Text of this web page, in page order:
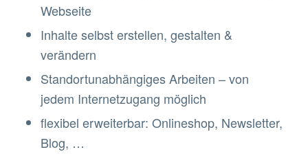
Webseite
Inhalte selbst erstellen, gestalten &
verändern
Standortunabhängiges Arbeiten – von
jedem Internetzugang möglich
flexibel erweiterbar: Onlineshop, Newsletter,
Blog, …